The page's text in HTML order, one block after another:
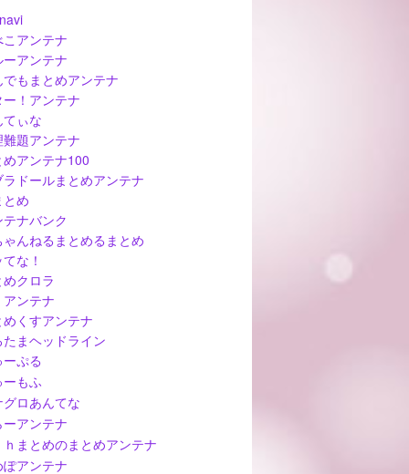
こアンテナ
ーアンテナ
でもまとめアンテナ
ー！アンテナ
ぃな
難題アンテナ
めアンテナ100
ラドールまとめアンテナ
め
ナバンク
ゃんねるまとめるまとめ
な！
クロラ
ンテナ
めくすアンテナ
たまヘッドライン
ーぷる
ーもふ
グロあんてな
ーアンテナ
ｈまとめのまとめアンテナ
ぽアンテナ